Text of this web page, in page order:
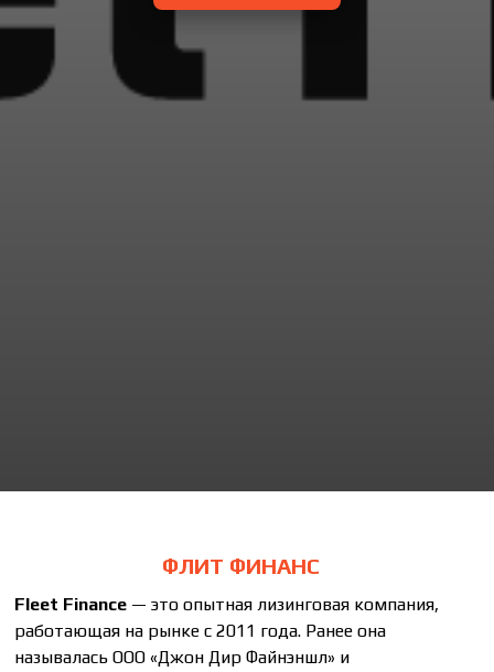
ФЛИТ ФИНАНС
Fleet Finance — это опытная лизинговая компания,
работающая на рынке с 2011 года. Ранее она
называлась ООО «Джон Дир Файнэншл» и